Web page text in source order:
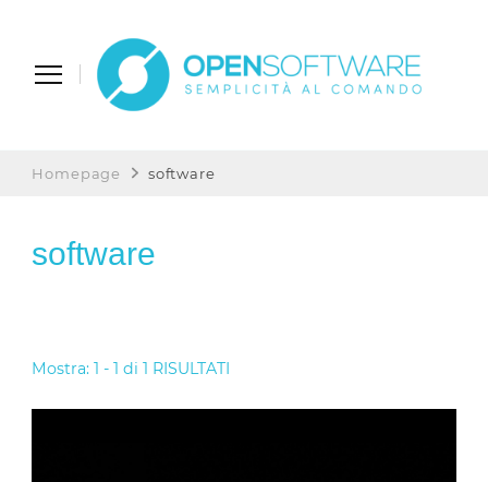
Homepage software
software
Mostra: 1 - 1 di 1 RISULTATI